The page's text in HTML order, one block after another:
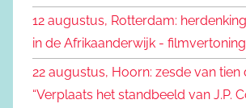
n
a
12 augustus, Rotterdam:
in de Afrikaanderwijk -
22 augustus, Hoorn: zesde van
“Verplaats het standbeeld van J.P.